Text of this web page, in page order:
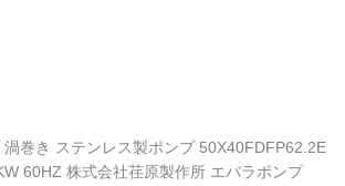
巻き ステンレス製ポンプ 50X40FDFP62.2E
60HZ 株式会社荏原製作所 エバラポンプ